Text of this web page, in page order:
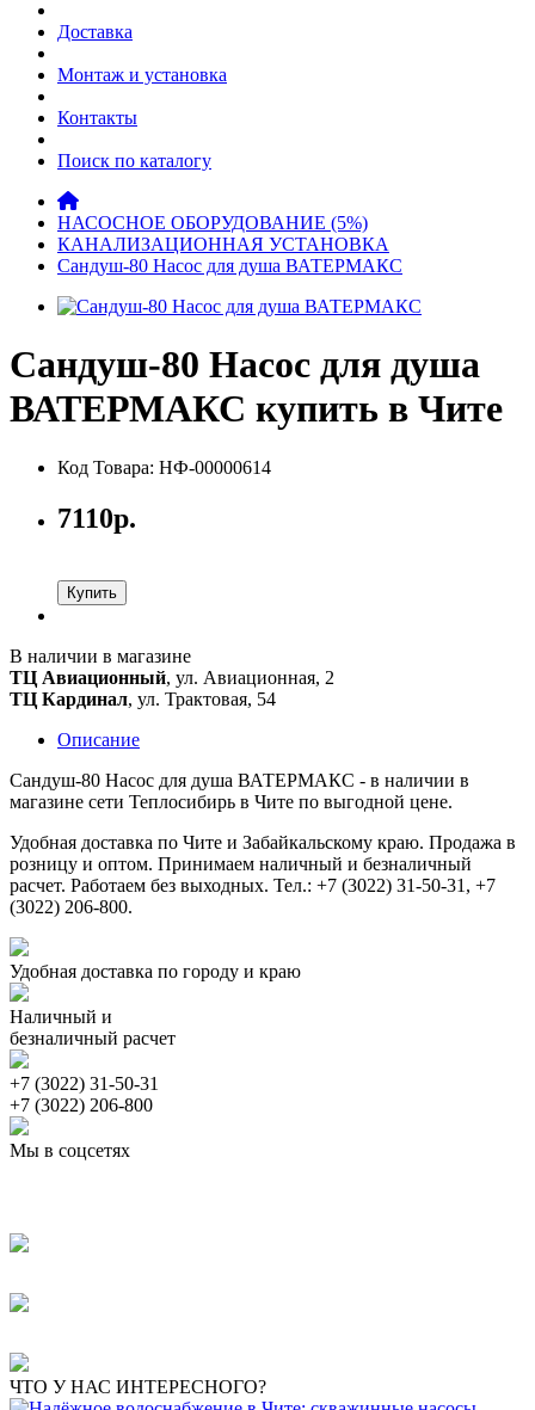
Доставка
Монтаж и установка
Контакты
Поиск по каталогу
НАСОСНОЕ ОБОРУДОВАНИЕ (5%)
КАНАЛИЗАЦИОННАЯ УСТАНОВКА
Сандуш-80 Насос для душа ВАТЕРМАКС
Сандуш-80 Насос для душа
ВАТЕРМАКС купить в Чите
Код Товара: НФ-00000614
7110р.
Купить
В наличии в магазине
ТЦ Авиационный, ул. Авиационная, 2
ТЦ Кардинал, ул. Трактовая, 54
Описание
Сандуш-80 Насос для душа ВАТЕРМАКС - в наличии в
магазине сети Теплосибирь в Чите по выгодной цене.
Удобная доставка по Чите и Забайкальскому краю. Продажа в
розницу и оптом. Принимаем наличный и безналичный
расчет. Работаем без выходных. Тел.: +7 (3022) 31-50-31, +7
(3022) 206-800.
Удобная доставка по городу и краю
Наличный и
безналичный расчет
+7 (3022) 31-50-31
+7 (3022) 206-800
Мы в соцсетях
ЧТО У НАС ИНТЕРЕСНОГО?